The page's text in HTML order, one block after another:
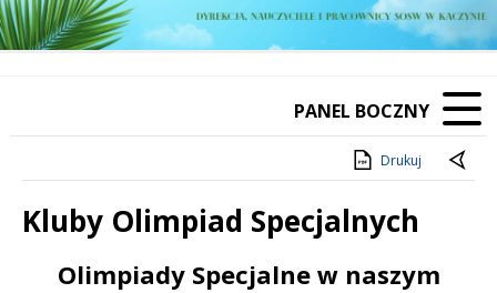
PANEL BOCZNY
Drukuj
Kluby Olimpiad Specjalnych
Treść
Olimpiady Specjalne w naszym